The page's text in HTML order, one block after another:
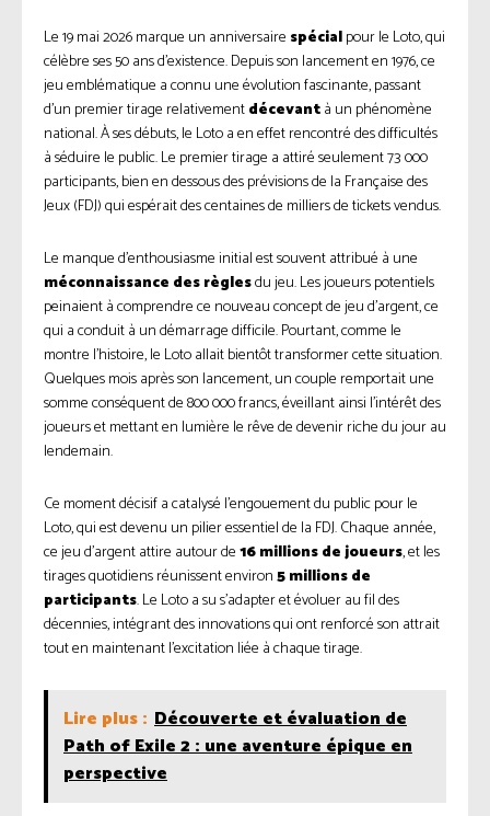
Le 19 mai 2026 marque un anniversaire spécialpour le Loto, qui
célèbre ses 50 ans d’existence. Depuis son lancement en 1976, ce
jeu emblématique a connu une évolution fascinante, passant
d’un premier tirage relativementdécevantà un phénomène
national. À ses débuts, le Loto a en effet rencontré des difficultés
à séduire le public. Le premier tirage a attiré seulement 73 000
participants, bien en dessous des prévisions de la Française des
Jeux (FDJ) qui espérait des centaines de milliers de tickets vendus.
Le manque d’enthousiasme initial est souvent attribué à une
méconnaissance des règlesdu jeu. Les joueurs potentiels
peinaient à comprendre ce nouveau concept de jeu d’argent, ce
qui a conduit à un démarrage difficile. Pourtant, comme le
montre l’histoire, le Loto allait bientôt transformer cette situation.
Quelques mois après son lancement, un couple remportait une
somme conséquent de 800 000 francs, éveillant ainsi l’intérêt des
joueurs et mettant en lumière le rêve de devenir riche du jour au
lendemain.
Ce moment décisif a catalysé l’engouement du public pour le
Loto, qui est devenu un pilier essentiel de la FDJ. Chaque année,
ce jeu d’argent attire autour de16 millions de joueurs, et les
tirages quotidiens réunissent environ5 millions de
participants. Le Loto a su s’adapter et évoluer au fil des
décennies, intégrant des innovations qui ont renforcé son attrait
tout en maintenant l’excitation liée à chaque tirage.
Lire plus : Découverte et évaluation de
Path of Exile 2 : une aventure épique en
perspective